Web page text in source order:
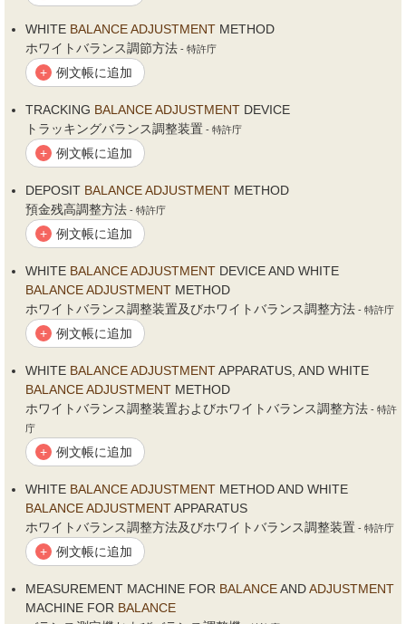
WHITE BALANCEADJUSTMENT METHOD
ホワイトバランス調節方法 - 特許庁
+ 例文帳に追加
TRACKING BALANCEADJUSTMENT DEVICE
トラッキングバランス調整装置 - 特許庁
+ 例文帳に追加
DEPOSIT BALANCEADJUSTMENT METHOD
預金残高調整方法 - 特許庁
+ 例文帳に追加
WHITE BALANCEADJUSTMENT DEVICE AND WHITE
BALANCEADJUSTMENT METHOD
ホワイトバランス調整装置及びホワイトバランス調整方法 - 特許庁
+ 例文帳に追加
WHITE BALANCEADJUSTMENTAPPARATUS, AND WHITE
BALANCEADJUSTMENT METHOD
ホワイトバランス調整装置およびホワイトバランス調整方法 - 特許
庁
+ 例文帳に追加
WHITE BALANCEADJUSTMENT METHOD AND WHITE
BALANCEADJUSTMENTAPPARATUS
ホワイトバランス調整方法及びホワイトバランス調整装置 - 特許庁
+ 例文帳に追加
MEASUREMENT MACHINE FOR BALANCEANDADJUSTMENT
MACHINE FOR BALANCE